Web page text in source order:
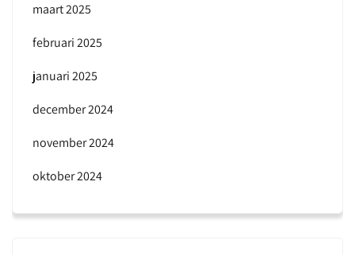
maart 2025
februari 2025
januari 2025
december 2024
november 2024
oktober 2024